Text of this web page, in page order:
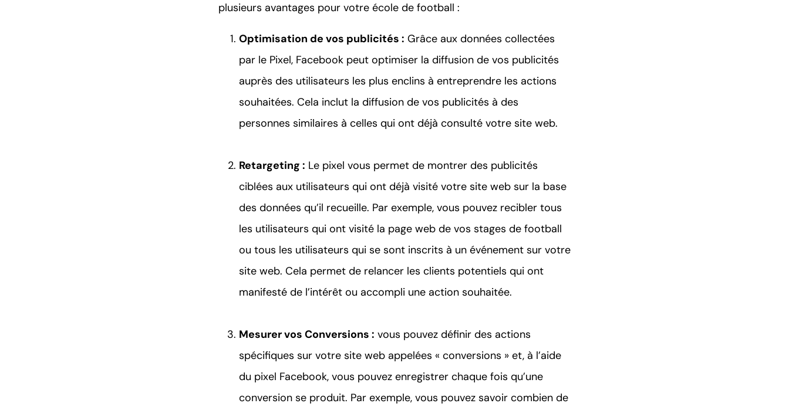
plusieurs avantages pour votre école de football :
Optimisation de vos publicités : Grâce aux données collectées
par le Pixel, Facebook peut optimiser la diffusion de vos publicités
auprès des utilisateurs les plus enclins à entreprendre les actions
souhaitées. Cela inclut la diffusion de vos publicités à des
personnes similaires à celles qui ont déjà consulté votre site web.
Retargeting : Le pixel vous permet de montrer des publicités
ciblées aux utilisateurs qui ont déjà visité votre site web sur la base
des données qu’il recueille. Par exemple, vous pouvez recibler tous
les utilisateurs qui ont visité la page web de vos stages de football
ou tous les utilisateurs qui se sont inscrits à un événement sur votre
site web. Cela permet de relancer les clients potentiels qui ont
manifesté de l’intérêt ou accompli une action souhaitée.
Mesurer vos Conversions : vous pouvez définir des actions
spécifiques sur votre site web appelées « conversions » et, à l’aide
du pixel Facebook, vous pouvez enregistrer chaque fois qu’une
conversion se produit. Par exemple, vous pouvez savoir combien de